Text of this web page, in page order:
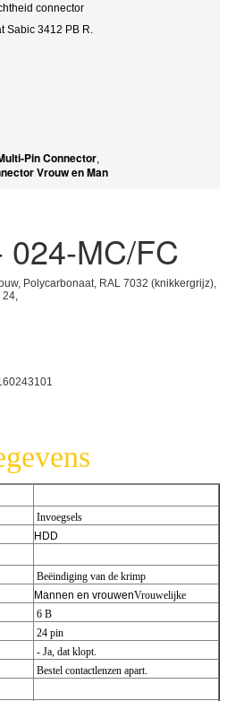
connector
Sabic 3412 PB R.
Pin Connector,
Vrouw en Man
024-MC/FC
Polycarbonaat, RAL 7032 (knikkergrijz),
24,
Invoegsels
HDD
Beëindiging van de krimp
Mannen en vrouwenVrouwelijke
6 B
24 pin
- Ja, dat klopt.
Bestel contactlenzen apart.